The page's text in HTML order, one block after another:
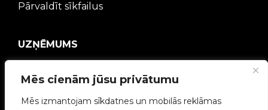
Mēs cienām jūsu privātumu
Mēs izmantojam sīkdatnes un mobilās reklāmas
Pārvaldīt sīkfailus
UZŅĒMUMS
V2C kopiena
Strādā ar mums